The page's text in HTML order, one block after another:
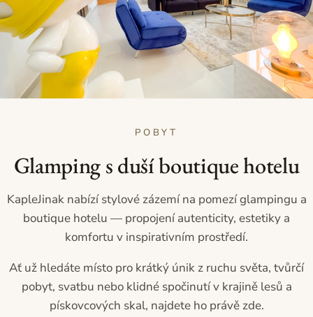
POBYT
Glamping s duší boutique hotelu
KapleJinak nabízí stylové zázemí na pomezí glampingu a
boutique hotelu — propojení autenticity, estetiky a
komfortu v inspirativním prostředí.
Ať už hledáte místo pro krátký únik z ruchu světa, tvůrčí
pobyt, svatbu nebo klidné spočinutí v krajině lesů a
pískovcových skal, najdete ho právě zde.